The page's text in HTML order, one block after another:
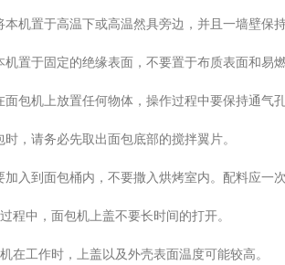
置于高温下或高温然具旁边，并且一墙壁保
于固定的绝缘表面，不要置于布质表面和易
机上放置任何物体，操作过程中要保持通气
请务必先取出面包底部的搅拌翼片。
到面包桶内，不要撒入烘烤室内。配料应一
中，面包机上盖不要长时间的打开。
工作时，上盖以及外壳表面温度可能较高。